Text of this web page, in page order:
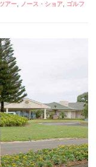
アー ノース・ショア ゴルフ